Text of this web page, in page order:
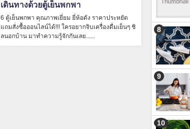
เดินทางด้วยตู้เย็นพกพา
6 ตู้เย็นพกพา คุณภาพเยี่ยม ยี่ห้อดัง ราคาประหยัด
แถมสั่งซื้อออนไลน์ได้!!! ใครอยากจิบเครื่องดื่มเย็นๆ ชิ
ลนอกบ้าน มาทำความรู้จักกันเลย......